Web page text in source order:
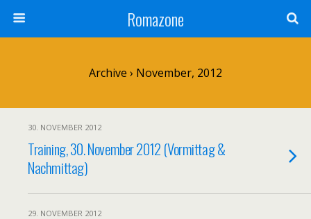
Romazone
Archive › November, 2012
30. NOVEMBER 2012
Training, 30. November 2012 (Vormittag &
Nachmittag)
29. NOVEMBER 2012